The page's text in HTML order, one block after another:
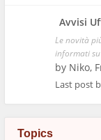
Avvisi
Le novità
informati
by Niko,
Last post
Topics